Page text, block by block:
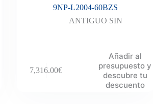
9NP-L2004-60BZS
ANTIGUO SIN
7,316.00€
Añadir al
presupuesto y
descubre tu
descuento